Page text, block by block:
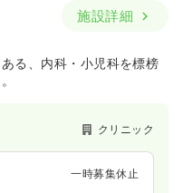
施設詳細
る、内科・小児科を標榜
クリニック
一時募集休止